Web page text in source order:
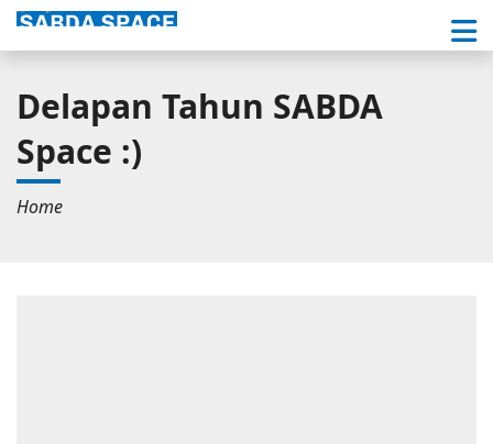
Delapan Tahun SABDA
Space :)
Home